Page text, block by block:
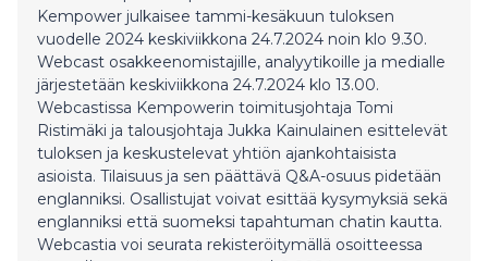
Kempower julkaisee tammi-kesäkuun tuloksen
vuodelle 2024 keskiviikkona 24.7.2024 noin klo 9.30.
Webcast osakkeenomistajille, analyytikoille ja medialle
järjestetään keskiviikkona 24.7.2024 klo 13.00.
Webcastissa Kempowerin toimitusjohtaja Tomi
Ristimäki ja talousjohtaja Jukka Kainulainen esittelevät
tuloksen ja keskustelevat yhtiön ajankohtaisista
asioista. Tilaisuus ja sen päättävä Q&A-osuus pidetään
englanniksi. Osallistujat voivat esittää kysymyksiä sekä
englanniksi että suomeksi tapahtuman chatin kautta.
Webcastia voi seurata rekisteröitymällä osoitteessa